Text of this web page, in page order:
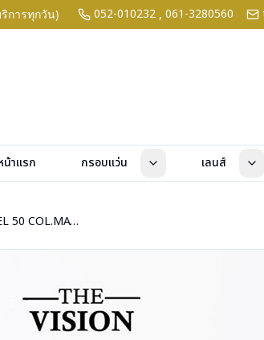
การทุกวัน) 052-010232 , 061-3280560
น้าแรก กรอบแว่น เลนส์
MOSCOT KITZEL 50 COL.MATTE BLACK